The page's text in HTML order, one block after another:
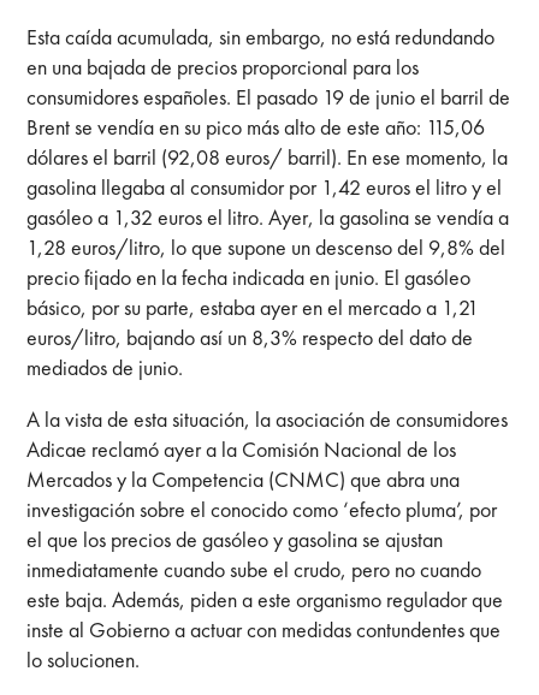
Esta caída acumulada, sin embargo, no está redundando
en una bajada de precios proporcional para los
consumidores españoles. El pasado 19 de junio el barril de
Brent se vendía en su pico más alto de este año: 115,06
dólares el barril (92,08 euros/ barril). En ese momento, la
gasolina llegaba al consumidor por 1,42 euros el litro y el
gasóleo a 1,32 euros el litro. Ayer, la gasolina se vendía a
1,28 euros/litro, lo que supone un descenso del 9,8% del
precio fijado en la fecha indicada en junio. El gasóleo
básico, por su parte, estaba ayer en el mercado a 1,21
euros/litro, bajando así un 8,3% respecto del dato de
mediados de junio.
A la vista de esta situación, la asociación de consumidores
Adicae reclamó ayer a la Comisión Nacional de los
Mercados y la Competencia (CNMC) que abra una
investigación sobre el conocido como ‘efecto pluma’, por
el que los precios de gasóleo y gasolina se ajustan
inmediatamente cuando sube el crudo, pero no cuando
este baja. Además, piden a este organismo regulador que
inste al Gobierno a actuar con medidas contundentes que
lo solucionen.